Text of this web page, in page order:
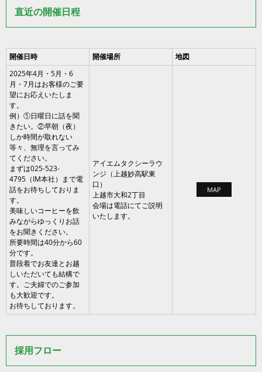
直近の開催日程
開催日時 開催場所
地図
2025年4月・5月・6
月・7月はお客様のご要
望にお応えいたしま
す。
例）①日曜日に話を聞
きたい。②早朝（夜）
しか時間が取れない
等々、無理を言ってみ
てください。
まずは025-523-
4795（IM本社）まで電
話をお待ちしておりま
す。
美味しいコーヒーを飲
みながらゆっくりお話
をお聞きください。
所要時間は40分から60
分です。
普段着でお友達とお越
しいただいても結構で
す。ご夫婦でのご参加
も大歓迎です。
お待ちしております。
アイエムタクシーラウ
ンジ（上越妙高駅東
口）
上越市大和2丁目
会場は電話にてご説明
いたします。
MAP
採用フロー